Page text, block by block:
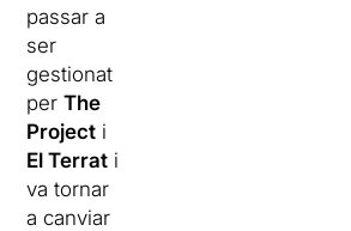
passar a
ser
gestionat
perThe
Project i
El Terrat i
va tornar
a canviar